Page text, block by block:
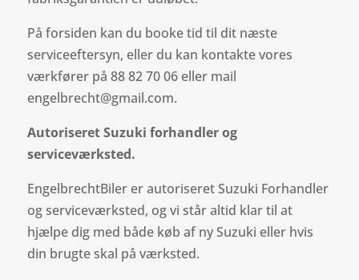
På forsiden kan du booke tid til dit næste
serviceeftersyn, eller du kan kontakte vores
værkfører på 88 82 70 06 eller mail
engelbrecht@gmail.com.
Autoriseret Suzuki forhandler og
serviceværksted.
EngelbrechtBiler er autoriseret Suzuki Forhandler
og serviceværksted, og vi står altid klar til at
hjælpe dig med både køb af ny Suzuki eller hvis
din brugte skal på værksted.